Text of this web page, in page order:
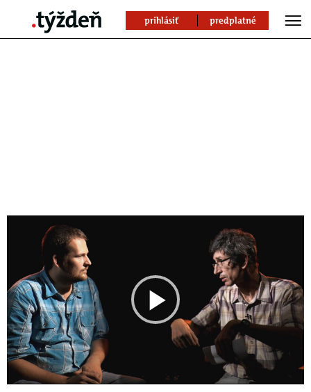
prihlásiť predplatné
Play
Video